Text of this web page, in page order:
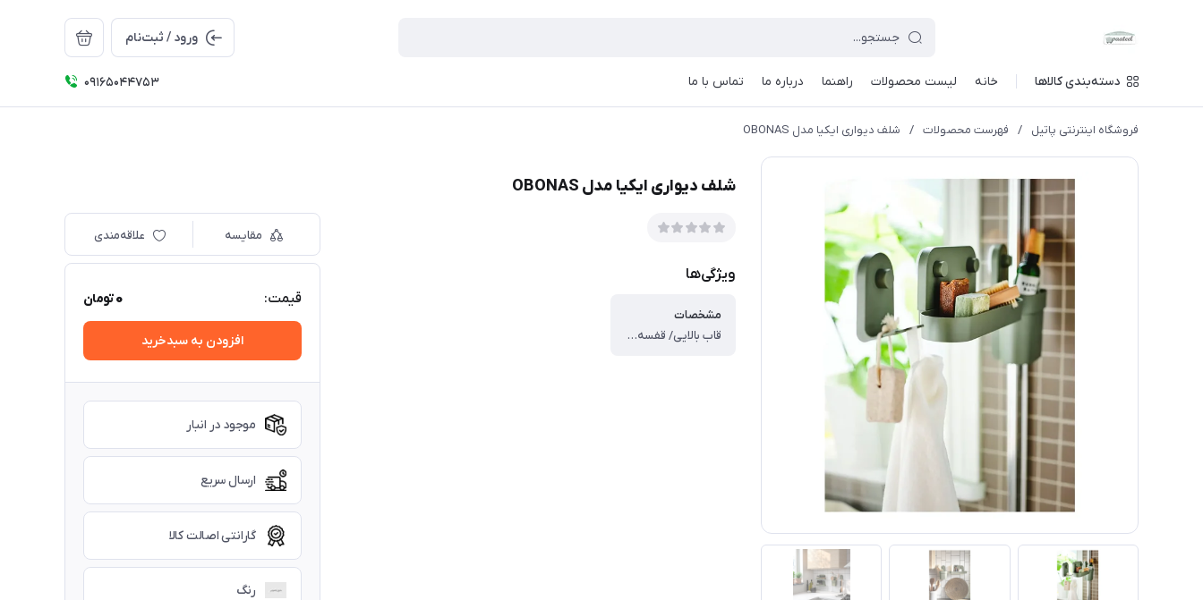
ورود / ثبت‌نام
دسته‌بندی کالاها خانه لیست محصولات راهنما درباره ما تماس با ما 09165044753
فروشگاه اینترنتی پاتیل / فهرست محصولات / شلف دیواری ایکیا مدل OBONAS
شلف دیواری ایکیا مدل OBONAS
ویژگی‌ها
مشخصات
قاب بالایی/ قفسه/ پوشش/ رابط:پلاستیک ABS ، قاب/ صفحه:پلاستیک پلی کربنات ، فنر مکش:لاستیک مصنوعی ، مراقبت ، با پارچه‌ای که در یک پاک‌کننده ملایم مرطوب شده است، تمیز کنید. ، با یک پارچه تمیز خشک کنید. ، هنگام تمیز کردن از مواد ساینده استفاده نکنید و هیچ جسم تیزی روی سطح قرار ندهید زیرا ممکن است باعث خراش شود.
مقایسه علاقه‌مندی
قیمت: 0تومان
افزودن به سبدخرید
موجود در انبار
ارسال سریع
گارانتی اصالت کالا
رنگ